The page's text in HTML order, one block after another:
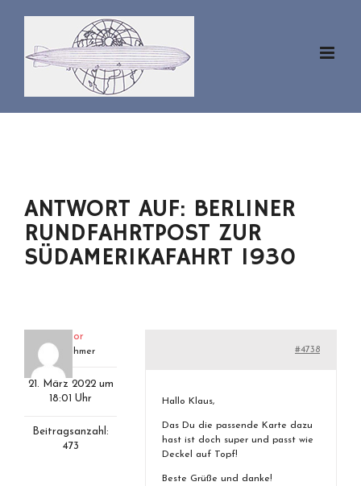
springen
ANTWORT AUF: BERLINER
RUNDFAHRTPOST ZUR
SÜDAMERIKAFAHRT 1930
aviator
Teilnehmer
21. März 2022 um
18:01 Uhr
Beitragsanzahl:
473
#4738
Hallo Klaus,
Das Du die passende Karte dazu
hast ist doch super und passt wie
Deckel auf Topf!
Beste Grüße und danke!